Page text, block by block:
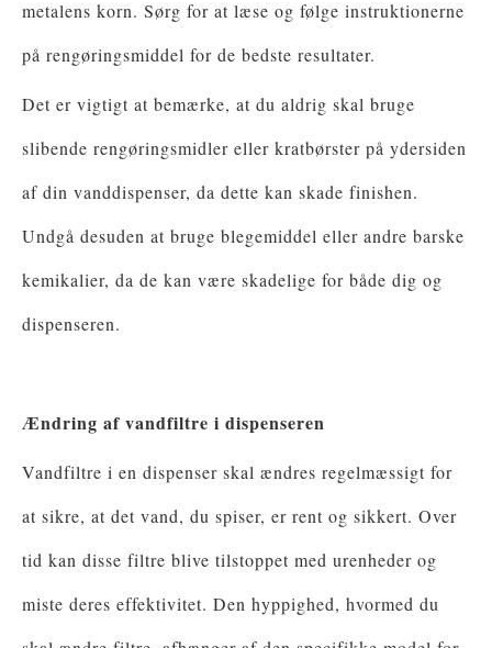
metalens korn. Sørg for at læse og følge instruktionerne
på rengøringsmiddel for de bedste resultater.
Det er vigtigt at bemærke, at du aldrig skal bruge
slibende rengøringsmidler eller kratbørster på ydersiden
af ​​din vanddispenser, da dette kan skade finishen.
Undgå desuden at bruge blegemiddel eller andre barske
kemikalier, da de kan være skadelige for både dig og
dispenseren.
Ændring af vandfiltre i dispenseren
Vandfiltre i en dispenser skal ændres regelmæssigt for
at sikre, at det vand, du spiser, er rent og sikkert. Over
tid kan disse filtre blive tilstoppet med urenheder og
miste deres effektivitet. Den hyppighed, hvormed du